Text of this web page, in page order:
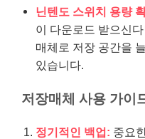
닌텐도 스위치 용량
이 다운로드 받으신
매체로 저장 공간을
있습니다.
저장매체 사용 가이
정기적인 백업: 중요